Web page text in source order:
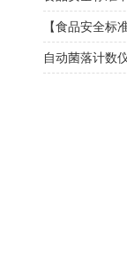
【食品安全标
自动菌落计数